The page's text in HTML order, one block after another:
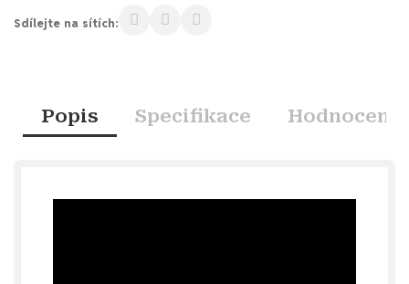
Sdílejte na sítích:
Popis Specifikace Hodnocení